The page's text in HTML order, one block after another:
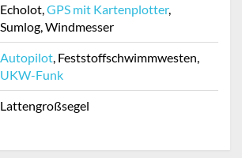
Echolot, GPS mit Kartenplotter,
Sumlog, Windmesser
Autopilot , Feststoffschwimmwesten,
UKW-Funk
Lattengroßsegel